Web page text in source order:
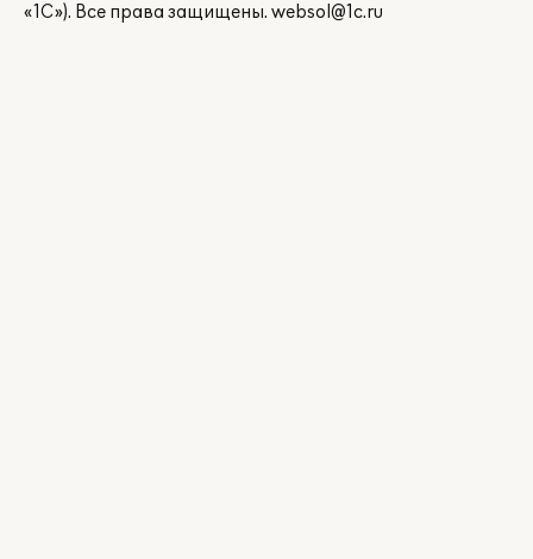
«1С»). Все права защищены. websol@1c.ru